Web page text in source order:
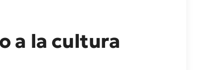
a la cultura